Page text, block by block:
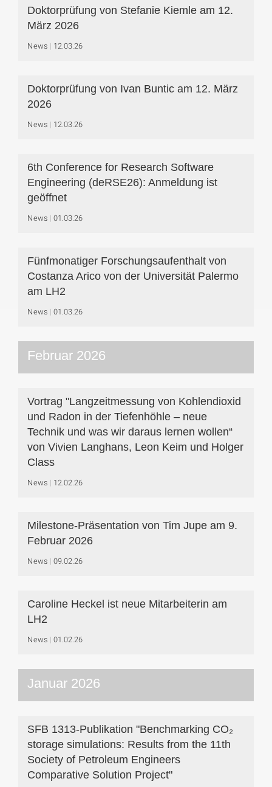
Doktorprüfung von Stefanie Kiemle am 12.
März 2026
News 12.03.26
Doktorprüfung von Ivan Buntic am 12. März
2026
News 12.03.26
6th Conference for Research Software
Engineering (deRSE26): Anmeldung ist
geöffnet
News 01.03.26
Fünfmonatiger Forschungsaufenthalt von
Costanza Arico von der Universität Palermo
am LH2
News 01.03.26
Februar 2026
Vortrag "Langzeitmessung von Kohlendioxid
und Radon in der Tiefenhöhle – neue
Technik und was wir daraus lernen wollen“
von Vivien Langhans, Leon Keim und Holger
Class
News 12.02.26
Milestone-Präsentation von Tim Jupe am 9.
Februar 2026
News 09.02.26
Caroline Heckel ist neue Mitarbeiterin am
LH2
News 01.02.26
Januar 2026
SFB 1313-Publikation "Benchmarking CO₂
storage simulations: Results from the 11th
Society of Petroleum Engineers
Comparative Solution Project"